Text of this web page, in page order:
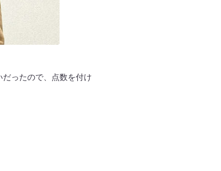
ったので、点数を付け